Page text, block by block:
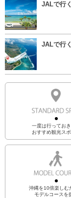
JALで行
JALで行
一度は行ってお
おすすめ観光ス
沖縄を10倍楽しむ
モデルコースを